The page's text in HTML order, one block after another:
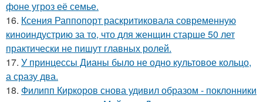
фоне угроз её семье.
16. Ксения Раппопорт раскритиковала современную
киноиндустрию за то, что для женщин старше 50 лет
практически не пишут главных ролей.
17. У принцессы Дианы было не одно культовое кольцо,
а сразу два.
18. Филипп Киркоров снова удивил образом - поклонники